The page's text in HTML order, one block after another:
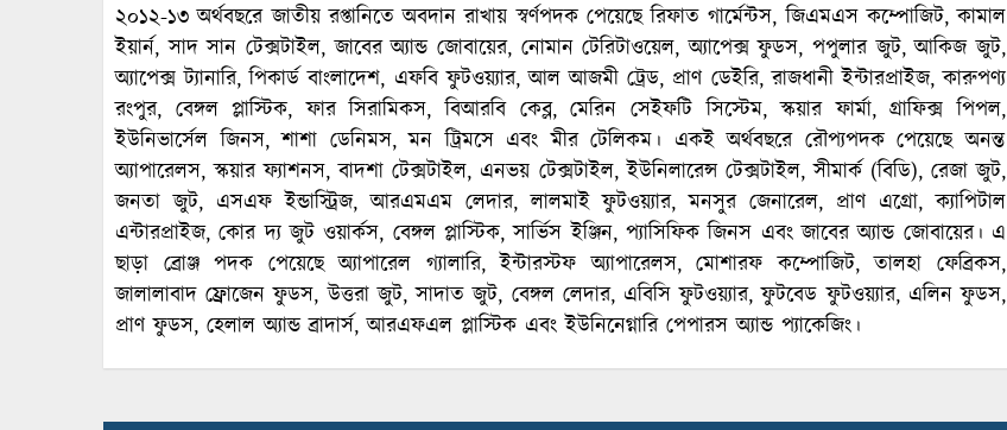
২০১২-১৩ অর্থবছরে জাতীয় রপ্তানিতে অবদান রাখায় স্বর্ণপদক পেয়েছে রিফাত গার্মেন্টস, জিএমএস কম্পোজিট, কামাল
ইয়ার্ন, সাদ সান টেক্সটাইল, জাবের অ্যান্ড জোবায়ের, নোমান টেরিটাওয়েল, অ্যাপেক্স ফুডস, পপুলার জুট, আকিজ জুট,
অ্যাপেক্স ট্যানারি, পিকার্ড বাংলাদেশ, এফবি ফুটওয়্যার, আল আজমী ট্রেড, প্রাণ ডেইরি, রাজধানী ইন্টারপ্রাইজ, কারুপণ্য
রংপুর, বেঙ্গল প্লাস্টিক, ফার সিরামিকস, বিআরবি কেব্ল, মেরিন সেইফটি সিস্টেম, স্কয়ার ফার্মা, গ্রাফিক্স পিপল,
ইউনিভার্সেল জিনস, শাশা ডেনিমস, মন ট্রিমসে এবং মীর টেলিকম। একই অর্থবছরে রৌপ্যপদক পেয়েছে অনন্ত
অ্যাপারেলস, স্কয়ার ফ্যাশনস, বাদশা টেক্সটাইল, এনভয় টেক্সটাইল, ইউনিলারেন্স টেক্সটাইল, সীমার্ক (বিডি), রেজা জুট,
জনতা জুট, এসএফ ইন্ডাস্ট্রিজ, আরএমএম লেদার, লালমাই ফুটওয়্যার, মনসুর জেনারেল, প্রাণ এগ্রো, ক্যাপিটাল
এন্টারপ্রাইজ, কোর দ্য জুট ওয়ার্কস, বেঙ্গল প্লাস্টিক, সার্ভিস ইঞ্জিন, প্যাসিফিক জিনস এবং জাবের অ্যান্ড জোবায়ের। এ
ছাড়া ব্রোঞ্জ পদক পেয়েছে অ্যাপারেল গ্যালারি, ইন্টারস্টফ অ্যাপারেলস, মোশারফ কম্পোজিট, তালহা ফেব্রিকস,
জালালাবাদ ফ্রোজেন ফুডস, উত্তরা জুট, সাদাত জুট, বেঙ্গল লেদার, এবিসি ফুটওয়্যার, ফুটবেড ফুটওয়্যার, এলিন ফুডস,
প্রাণ ফুডস, হেলাল অ্যান্ড ব্রাদার্স, আরএফএল প্লাস্টিক এবং ইউনিনেগ্নারি পেপারস অ্যান্ড প্যাকেজিং।